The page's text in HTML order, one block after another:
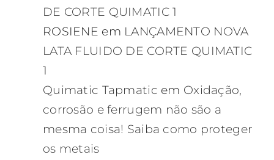
DE CORTE QUIMATIC 1
ROSIENE em LANÇAMENTO NOVA
LATA FLUIDO DE CORTE QUIMATIC
1
Quimatic Tapmatic em Oxidação,
corrosão e ferrugem não são a
mesma coisa! Saiba como proteger
os metais